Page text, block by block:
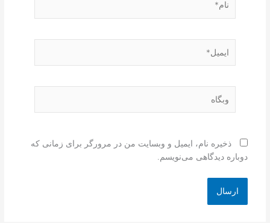
ذخیره نام، ایمیل و وبسایت من در مرورگر برای زمانی که
دوباره دیدگاهی می‌نویسم.